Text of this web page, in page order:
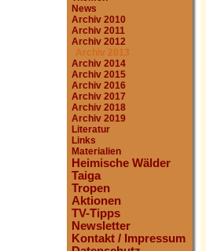
News
Archiv 2010
Archiv 2011
Archiv 2012
Archiv 2013
Archiv 2014
Archiv 2015
Archiv 2016
Archiv 2017
Archiv 2018
Archiv 2019
Literatur
Links
Materialien
Heimische Wälder
Taiga
Tropen
Aktionen
TV-Tipps
Newsletter
Kontakt / Impressum